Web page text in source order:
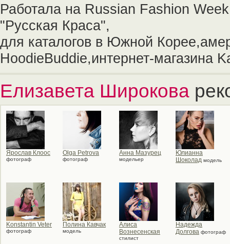
Работала на Russian Fashion
"Русская Краса",
для каталогов в Южной
HoodieBuddie,интернет-магазина
Елизавета Широкова
Ярослав Клоос
фотограф
Olga Petrova
фотограф
Анна Мазурец
модельер
Юлианна
Шоколад модель
Konstantin Veter
фотограф
Полина Кавчак
модель
Алиса
Вознесенская
стилист
Надежда
Долгова фотограф